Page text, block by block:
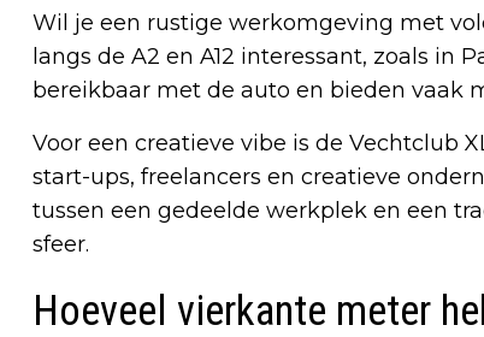
Wil je een rustige werkomgeving met
langs de A2 en A12 interessant, zoals in
bereikbaar met de auto en bieden vaak
Voor een creatieve vibe is de Vechtclub
start-ups, freelancers en creatieve
tussen een gedeelde werkplek en een
sfeer.
Hoeveel vierkante meter